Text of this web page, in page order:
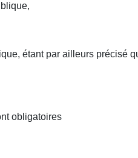
étant par ailleurs précisé
obligatoires